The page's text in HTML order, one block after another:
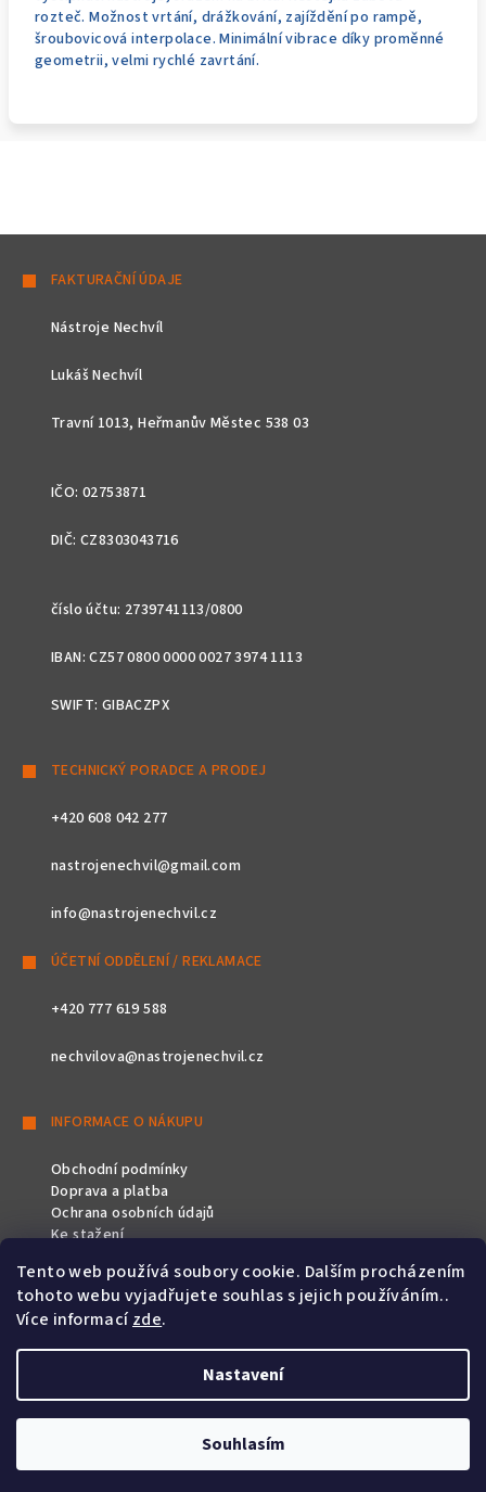
Tento web používá soubory cookie. Dalším procházením
tohoto webu vyjadřujete souhlas s jejich používáním..
Více informacízde.
Nastavení
Souhlasím
rozteč. Možnost vrtání, drážkování, zajíždění po rampě,
šroubovicová interpolace. Minimální vibrace díky proměnné
geometrii, velmi rychlé zavrtání.
FAKTURAČNÍ ÚDAJE
Nástroje Nechvíl
Lukáš Nechvíl
Travní 1013, Heřmanův Městec 538 03
IČO: 02753871
DIČ: CZ8303043716
číslo účtu: 2739741113/0800
IBAN: CZ57 0800 0000 0027 3974 1113
SWIFT: GIBACZPX
TECHNICKÝ PORADCE A PRODEJ
+420 608 042 277
nastrojenechvil@gmail.com
info@nastrojenechvil.cz
ÚČETNÍ ODDĚLENÍ / REKLAMACE
+420 777 619 588
nechvilova@nastrojenechvil.cz
INFORMACE O NÁKUPU
Obchodní podmínky
Doprava a platba
Ochrana osobních údajů
Ke stažení
SLEDUJTE NÁS
Vytvořil Shoptet&PekneWeby